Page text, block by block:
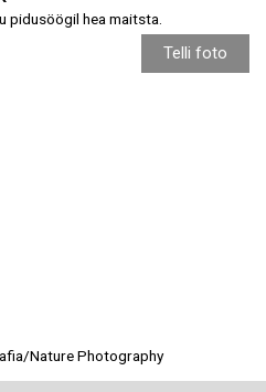
pidusöögil hea maitsta.
Telli foto
Nature Photography